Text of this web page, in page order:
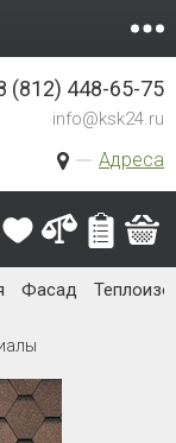
Адреса
(812) 448-65-75
info@ksk24.ru
Фасад